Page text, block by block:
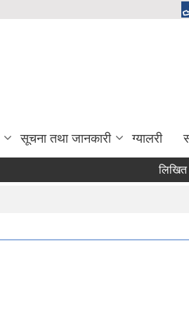
सूचना तथा जानकारी ग्यालरी
लिखित